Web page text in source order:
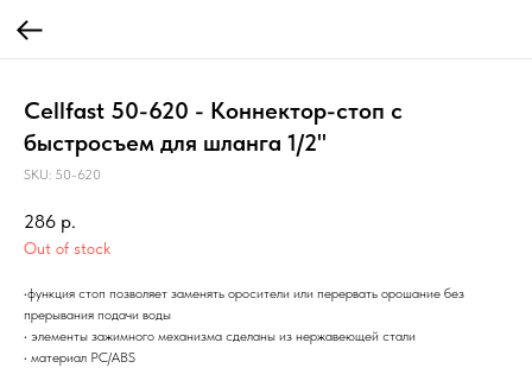
Cellfast 50-620 - Коннектор-стоп с
быстросъем для шланга 1/2"
SKU: 50-620
286 р.
Out of stock
•функция стоп позволяет заменять оросители или перервать орошание без
прерывания подачи воды
• элементы зажимного механизма сделаны из нержавеющей стали
• материал PC/ABS